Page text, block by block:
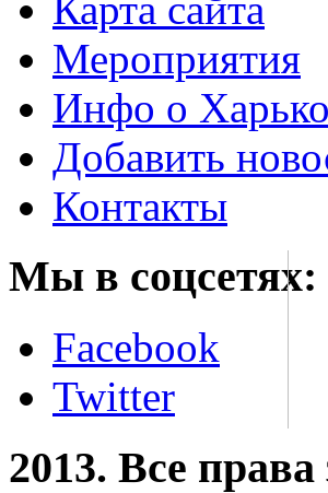
Мероприятия
Инфо о
Добавить
Контакты
Мы в соцсетях:
Facebook
Twitter
2013. Все